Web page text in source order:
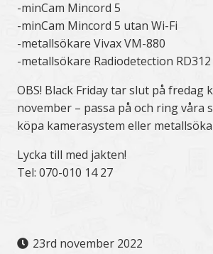
-minCam Mincord 5
-minCam Mincord 5 utan Wi-Fi
-metallsökare Vivax VM-880
-metallsökare Radiodetection RD312
OBS! Black Friday tar slut på fredag
november – passa på och ring våra
köpa kamerasystem eller
Lycka till med jakten!
Tel: 070-010 14 27
23rd november 2022